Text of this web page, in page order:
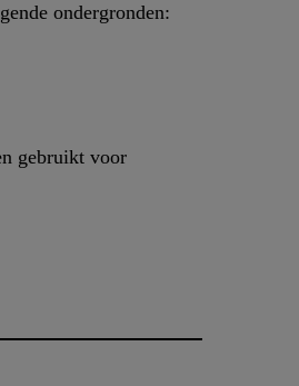
ondergronden:
gebruikt voor